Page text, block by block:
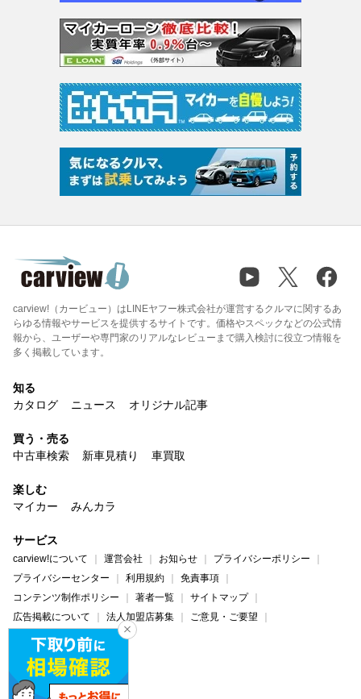
carview!（カービュー）はLINEヤフー株式会社が運営するクルマに関するあ
らゆる情報やサービスを提供するサイトです。価格やスペックなどの公式情
報から、ユーザーや専門家のリアルなレビューまで購入検討に役立つ情報を
多く掲載しています。
知る
カタログ
ニュース オリジナル記事
買う・売る
中古車検索
新車見積り 車買取
楽しむ
マイカー
みんカラ
サービス
carview!について 運営会社 お知らせ
プライバシーポリシー
プライバシーセンター
利用規約
免責事項
コンテンツ制作ポリシー
著者一覧
サイトマップ
広告掲載について
法人加盟店募集
ご意見・ご要望
ヘルプ・お問い合わせ
carview! Yahoo! JAPAN